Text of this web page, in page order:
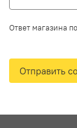
Ответ магазина
Отправить